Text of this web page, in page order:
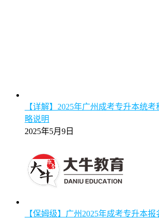
【详解】2025年广州成考专升本统
略说明
2025年5月9日
【保姆级】广州2025年成考专升本